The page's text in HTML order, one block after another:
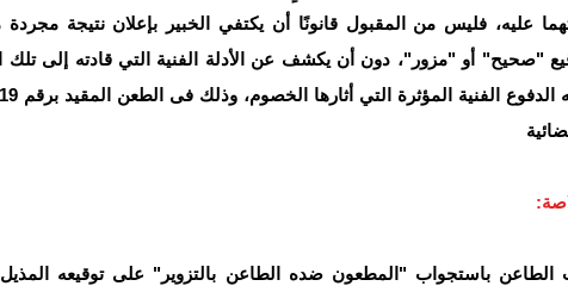
عليه، فليس من المقبول قانونًا أن يكتفي الخبير بإعلان نتيجة مجردة
"صحيح" أو "مزور"، دون أن يكشف عن الأدلة الفنية التي قادته إلى تلك
باستجواب "المطعون ضده الطاعن بالتزوير" على توقيعه المذيل